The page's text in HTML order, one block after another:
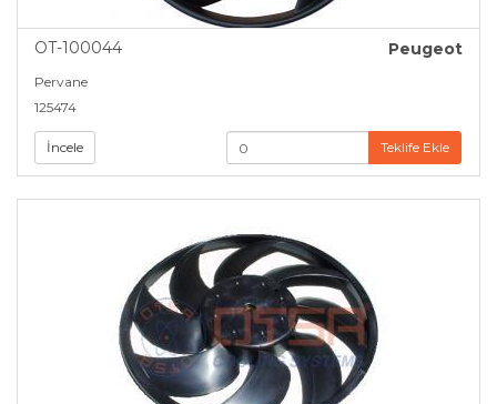
OT-100044 Peugeot
Pervane
125474
İncele Teklife Ekle